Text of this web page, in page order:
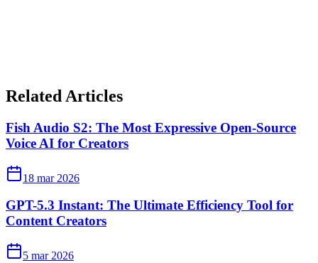
Related Articles
Fish Audio S2: The Most Expressive Open-Source
Voice AI for Creators
18 mar 2026
GPT-5.3 Instant: The Ultimate Efficiency Tool for
Content Creators
5 mar 2026